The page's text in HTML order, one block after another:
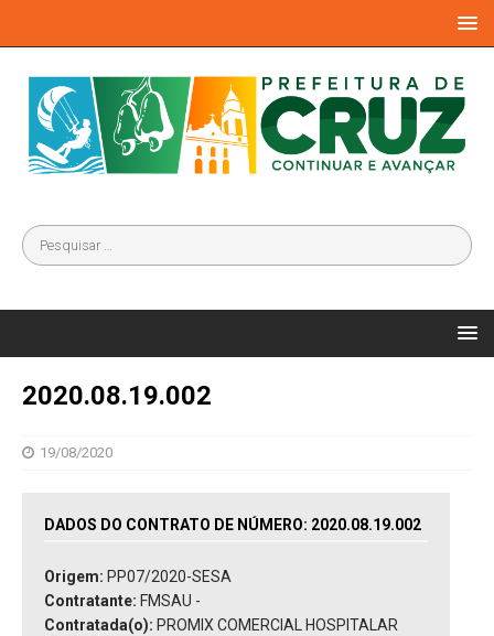
2020.08.19.002
19/08/2020
DADOS DO CONTRATO DE NÚMERO: 2020.08.19.002
Origem: PP07/2020-SESA
Contratante: FMSAU -
Contratada(o): PROMIX COMERCIAL HOSPITALAR